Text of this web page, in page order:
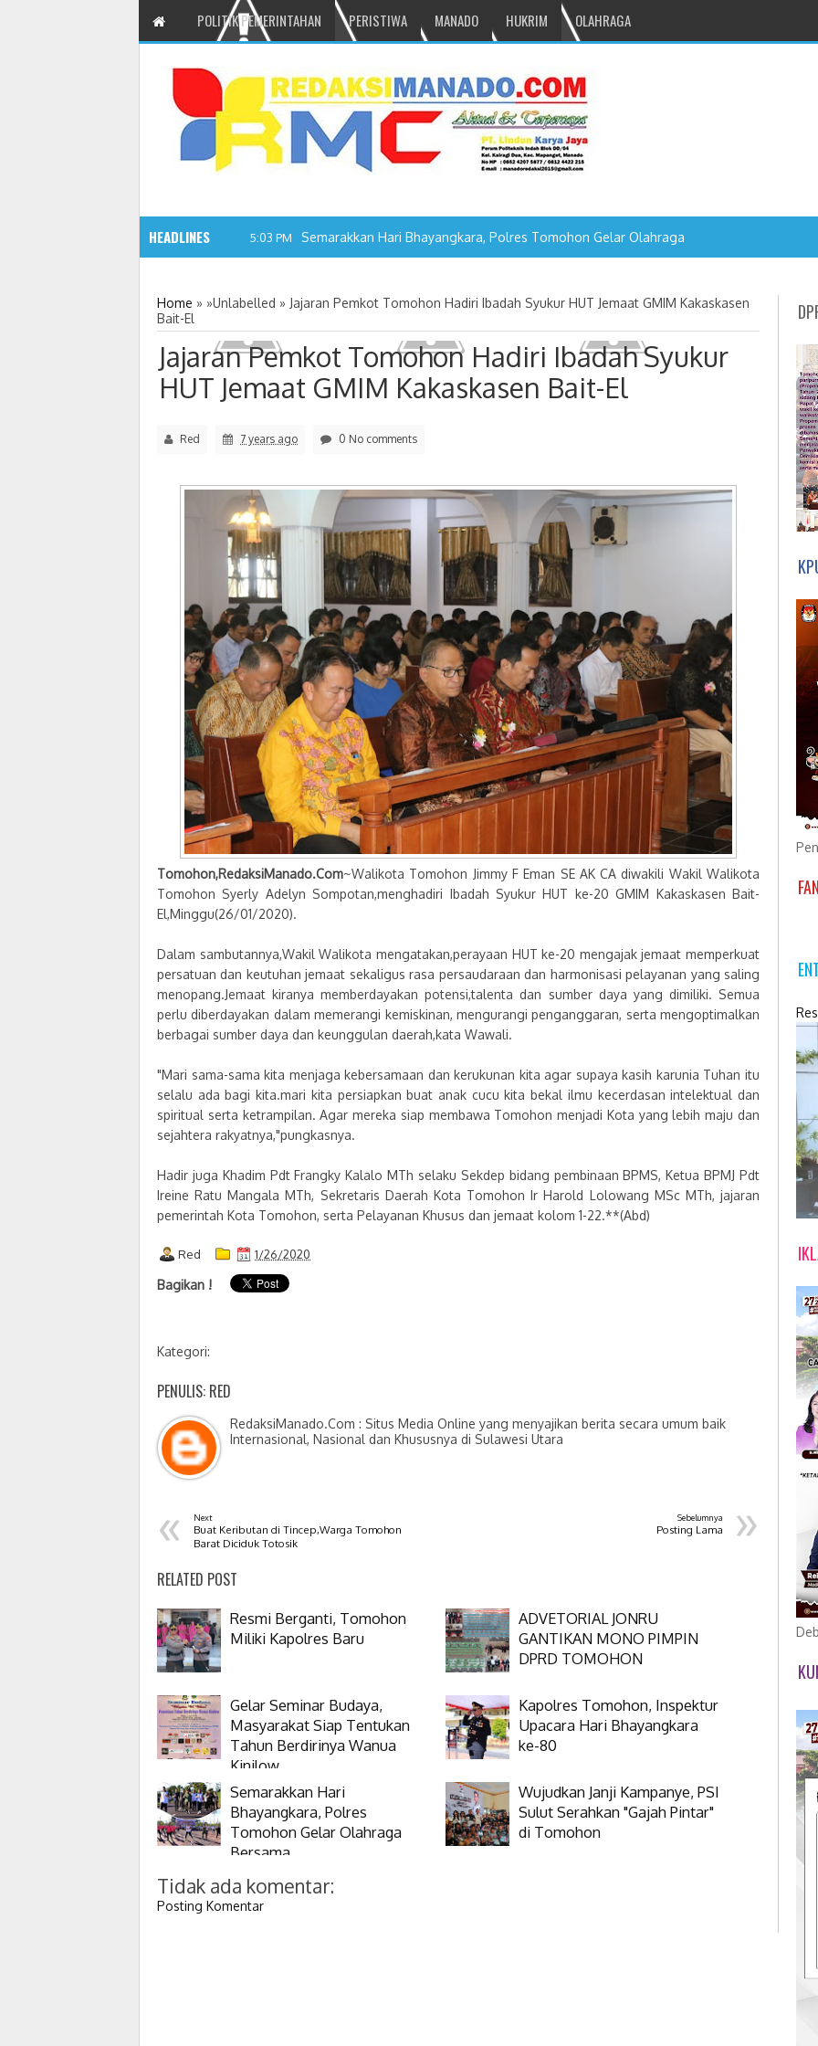
POLITIK PEMERINTAHAN PERISTIWA MANADO HUKRIM OLAHRAGA
HEADLINES 5:03 PM Semarakkan Hari Bhayangkara, Polres Tomohon Gelar Olahraga Bersama
Home » »Unlabelled » Jajaran Pemkot Tomohon Hadiri Ibadah Syukur HUT Jemaat GMIM Kakaskasen
Bait-El
Jajaran Pemkot Tomohon Hadiri Ibadah Syukur
HUT Jemaat GMIM Kakaskasen Bait-El
Red 7 years ago 0 No comments
Tomohon,RedaksiManado.Com~Walikota Tomohon Jimmy F Eman SE AK CA diwakili Wakil Walikota
Tomohon Syerly Adelyn Sompotan,menghadiri Ibadah Syukur HUT ke-20 GMIM Kakaskasen Bait-
El,Minggu(26/01/2020).
Dalam sambutannya,Wakil Walikota mengatakan,perayaan HUT ke-20 mengajak jemaat memperkuat
persatuan dan keutuhan jemaat sekaligus rasa persaudaraan dan harmonisasi pelayanan yang saling
menopang.Jemaat kiranya memberdayakan potensi,talenta dan sumber daya yang dimiliki. Semua
perlu diberdayakan dalam memerangi kemiskinan, mengurangi penganggaran, serta mengoptimalkan
berbagai sumber daya dan keunggulan daerah,kata Wawali.
"Mari sama-sama kita menjaga kebersamaan dan kerukunan kita agar supaya kasih karunia Tuhan itu
selalu ada bagi kita.mari kita persiapkan buat anak cucu kita bekal ilmu kecerdasan intelektual dan
spiritual serta ketrampilan. Agar mereka siap membawa Tomohon menjadi Kota yang lebih maju dan
sejahtera rakyatnya,"pungkasnya.
Hadir juga Khadim Pdt Frangky Kalalo MTh selaku Sekdep bidang pembinaan BPMS, Ketua BPMJ Pdt
Ireine Ratu Mangala MTh, Sekretaris Daerah Kota Tomohon Ir Harold Lolowang MSc MTh, jajaran
pemerintah Kota Tomohon, serta Pelayanan Khusus dan jemaat kolom 1-22.**(Abd)
Red 1/26/2020
Bagikan !
Kategori:
PENULIS: RED
RedaksiManado.Com : Situs Media Online yang menyajikan berita secara umum baik
Internasional, Nasional dan Khususnya di Sulawesi Utara
« Next
Buat Keributan di Tincep,Warga Tomohon
Barat Diciduk Totosik
»
Sebelumnya
Posting Lama
RELATED POST
Resmi Berganti, Tomohon
Miliki Kapolres Baru
ADVETORIAL JONRU
GANTIKAN MONO PIMPIN
DPRD TOMOHON
Gelar Seminar Budaya,
Masyarakat Siap Tentukan
Tahun Berdirinya Wanua
Kinilow
Kapolres Tomohon, Inspektur
Upacara Hari Bhayangkara
ke-80
Semarakkan Hari
Bhayangkara, Polres
Tomohon Gelar Olahraga
Bersama
Wujudkan Janji Kampanye, PSI
Sulut Serahkan "Gajah Pintar"
di Tomohon
Tidak ada komentar:
Posting Komentar